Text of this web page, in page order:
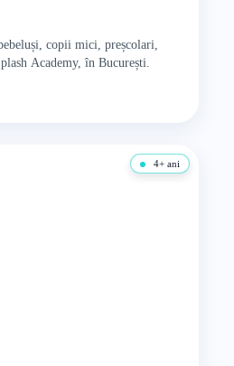
copii mici, preșcolari,
Academy, în București.
4+ ani